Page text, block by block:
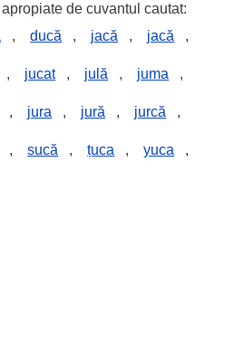
de cuvantul cautat:
, ducă , jacă , jacă ,
, jucat , julă , juma ,
, jura , jură , jurcă ,
, sucă , țuca , yuca ,